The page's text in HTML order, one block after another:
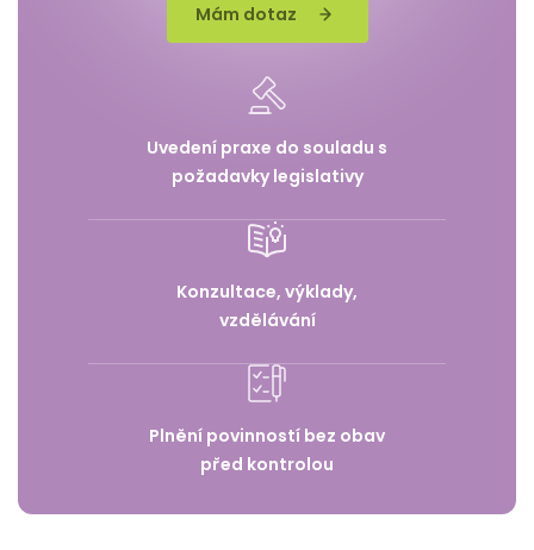
Mám dotaz
Uvedení praxe do souladu s
požadavky legislativy
Konzultace, výklady,
vzdělávání
Plnění povinností bez obav
před kontrolou